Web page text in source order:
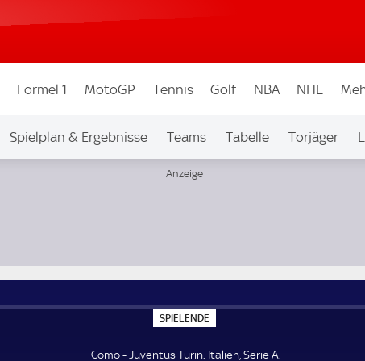
Formel 1 MotoGP Tennis Golf NBA NHL
Spielplan & Ergebnisse Teams Tabelle Torjäger
SPIELENDE
P
E
Como - Juventus Turin. Italien, Serie A.